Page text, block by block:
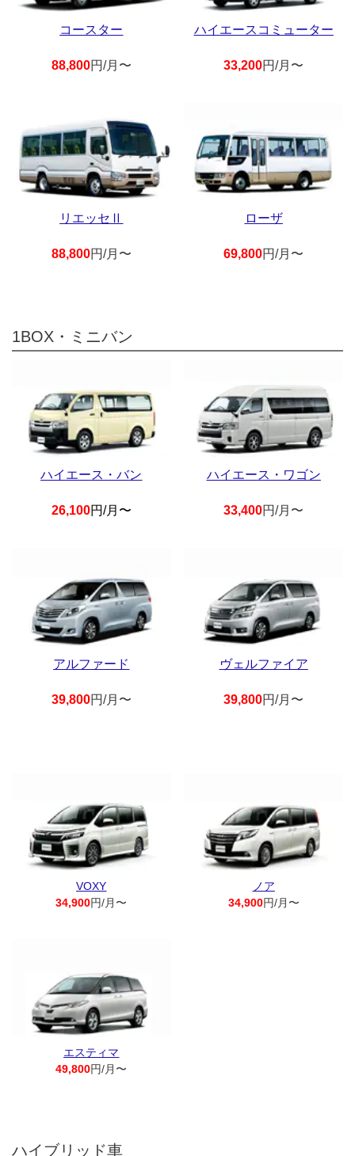
コースター
88,800円/月〜
ハイエースコミューター
33,200円/月〜
リエッセⅡ
88,800円/月〜
ローザ
69,800円/月〜
1BOX・ミニバン
ハイエース・バン
26,100円/月〜
ハイエース・ワゴン
33,400円/月〜
アルファード
39,800円/月〜
ヴェルファイア
39,800円/月〜
VOXY
34,900円/月〜
ノア
34,900円/月〜
エスティマ
49,800円/月〜
ハイブリッド車